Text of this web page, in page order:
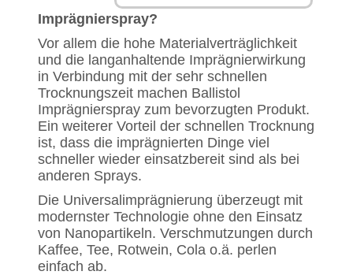
Imprägnierspray?
Vor allem die hohe Materialverträglichkeit
und die langanhaltende Imprägnierwirkung
in Verbindung mit der sehr schnellen
Trocknungszeit machen Ballistol
Imprägnierspray zum bevorzugten Produkt.
Ein weiterer Vorteil der schnellen Trocknung
ist, dass die imprägnierten Dinge viel
schneller wieder einsatzbereit sind als bei
anderen Sprays.
Die Universalimprägnierung überzeugt mit
modernster Technologie ohne den Einsatz
von Nanopartikeln. Verschmutzungen durch
Kaffee, Tee, Rotwein, Cola o.ä. perlen
einfach ab.